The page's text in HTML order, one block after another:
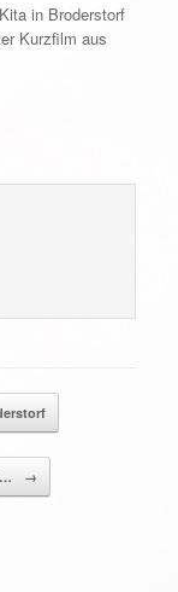
in Broderstorf
Kurzfilm aus
→